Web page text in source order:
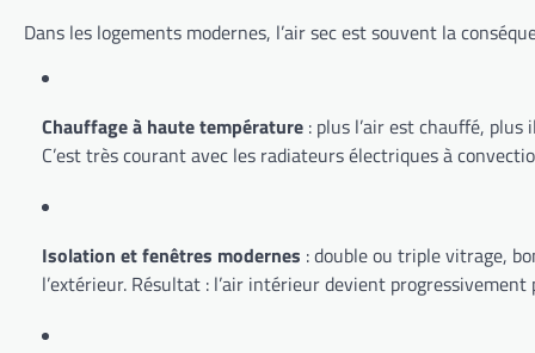
Dans les logements modernes, l’air sec est souvent la
Chauffage à haute température : plus l’air est chauffé, plus
C’est très courant avec les radiateurs électriques à
Isolation et fenêtres modernes : double ou triple vitrage,
l’extérieur. Résultat : l’air intérieur devient